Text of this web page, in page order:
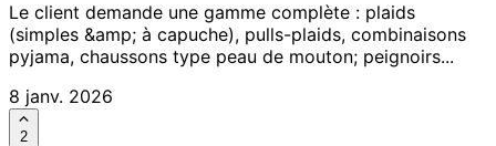
Le client demande une gamme complète : plaids
(simples &amp; à capuche), pulls-plaids, combinaisons
pyjama, chaussons type peau de mouton; peignoirs...
8 janv. 2026
2